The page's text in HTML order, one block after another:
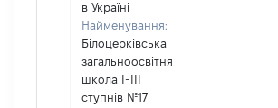
в Україні
Найменування:
Білоцерківська
загальноосвітня
школа І-ІІІ
ступнів №17